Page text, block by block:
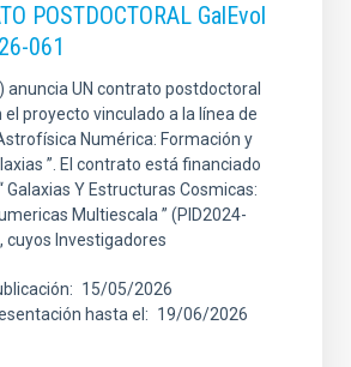
POSTDOCTORAL GalEvol
061
anuncia UN contrato postdoctoral
proyecto vinculado a la línea de
Numérica: Formación y
”. El contrato está financiado
Galaxias Y Estructuras Cosmicas:
Multiescala ” (PID2024-
cuyos Investigadores
15/05/2026
hasta el
19/06/2026